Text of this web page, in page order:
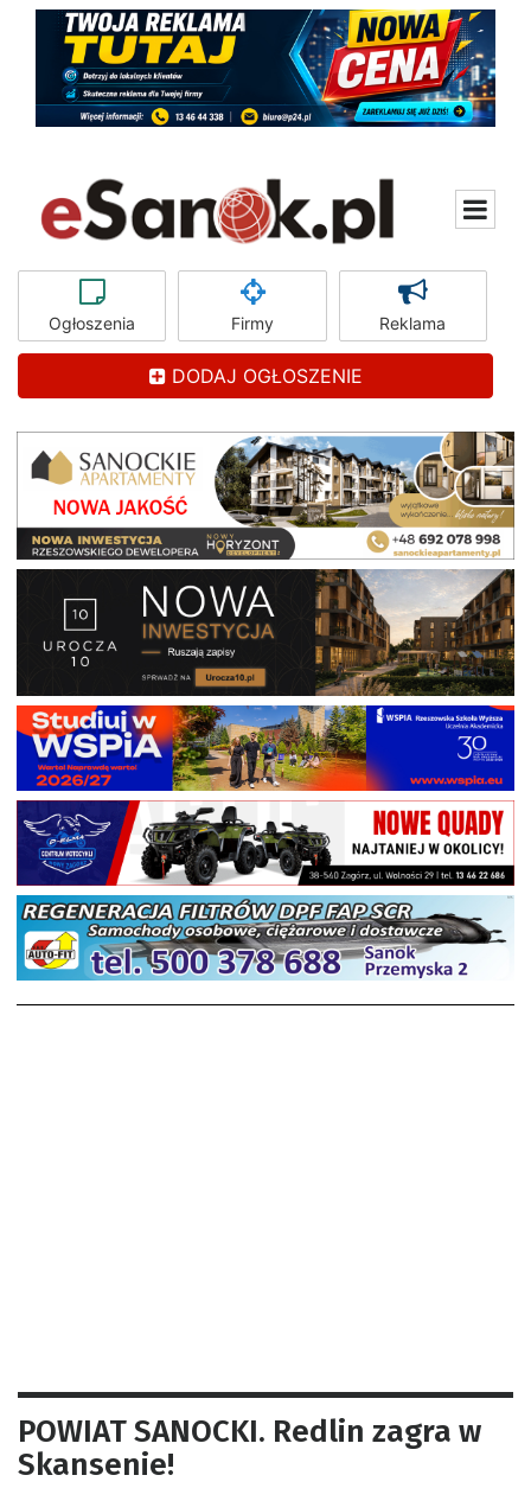
Ogłoszenia Firmy Reklama
DODAJ OGŁOSZENIE
POWIAT SANOCKI. Redlin zagra w
Skansenie!